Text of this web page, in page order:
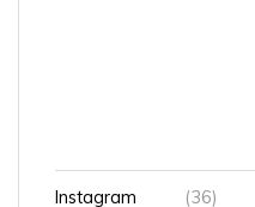
Instagram (36)